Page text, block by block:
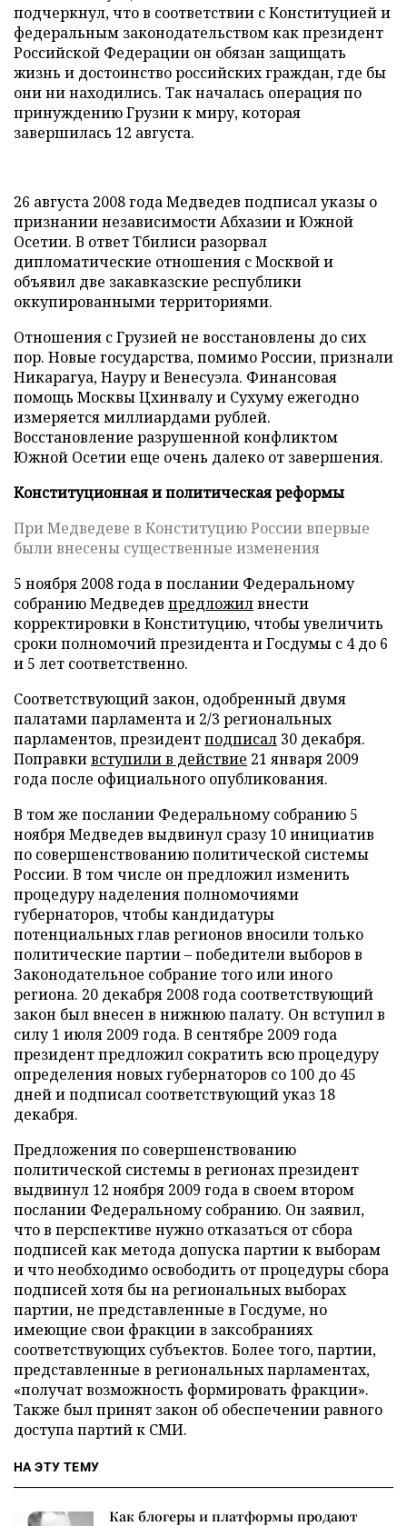
подчеркнул, что в соответствии с Конституцией и
федеральным законодательством как президент
Российской Федерации он обязан защищать
жизнь и достоинство российских граждан, где бы
они ни находились. Так началась операция по
принуждению Грузии к миру, которая
завершилась 12 августа.
26 августа 2008 года Медведев подписал указы о
признании независимости Абхазии и Южной
Осетии. В ответ Тбилиси разорвал
дипломатические отношения с Москвой и
объявил две закавказские республики
оккупированными территориями.
Отношения с Грузией не восстановлены до сих
пор. Новые государства, помимо России, признали
Никарагуа, Науру и Венесуэла. Финансовая
помощь Москвы Цхинвалу и Сухуму ежегодно
измеряется миллиардами рублей.
Восстановление разрушенной конфликтом
Южной Осетии еще очень далеко от завершения.
Конституционная и политическая реформы
При Медведеве в Конституцию России впервые
были внесены существенные изменения
5 ноября 2008 года в послании Федеральному
собранию Медведев предложилвнести
корректировки в Конституцию, чтобы увеличить
сроки полномочий президента и Госдумы с 4 до 6
и 5 лет соответственно.
Соответствующий закон, одобренный двумя
палатами парламента и 2/3 региональных
парламентов, президентподписал 30 декабря.
Поправкивступили в действие 21 января 2009
года после официального опубликования.
В том же послании Федеральному собранию 5
ноября Медведев выдвинул сразу 10 инициатив
по совершенствованию политической системы
России. В том числе он предложил изменить
процедуру наделения полномочиями
губернаторов, чтобы кандидатуры
потенциальных глав регионов вносили только
политические партии – победители выборов в
Законодательное собрание того или иного
региона. 20 декабря 2008 года соответствующий
закон был внесен в нижнюю палату. Он вступил в
силу 1 июля 2009 года. В сентябре 2009 года
президент предложил сократить всю процедуру
определения новых губернаторов со 100 до 45
дней и подписал соответствующий указ 18
декабря.
Предложения по совершенствованию
политической системы в регионах президент
выдвинул 12 ноября 2009 года в своем втором
послании Федеральному собранию. Он заявил,
что в перспективе нужно отказаться от сбора
подписей как метода допуска партии к выборам
и что необходимо освободить от процедуры сбора
подписей хотя бы на региональных выборах
партии, не представленные в Госдуме, но
имеющие свои фракции в заксобраниях
соответствующих субъектов. Более того, партии,
представленные в региональных парламентах,
«получат возможность формировать фракции».
Также был принят закон об обеспечении равного
доступа партий к СМИ.
НА ЭТУ ТЕМУ
Как блогеры и платформы продают